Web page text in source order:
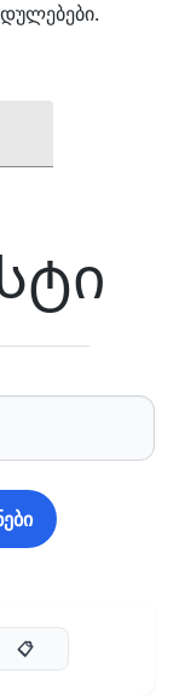
📋